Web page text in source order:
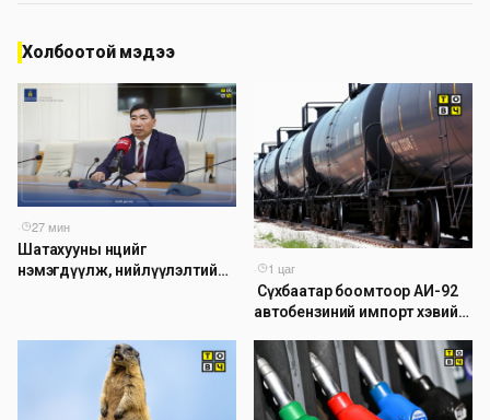
Холбоотой мэдээ
·
27 мин
Шатахууны нөөцийг
нэмэгдүүлж, нийлүүлэлтийн
·
1 цаг
​ Сүхбаатар боомтоор АИ-92
автобензиний импорт хэвийн